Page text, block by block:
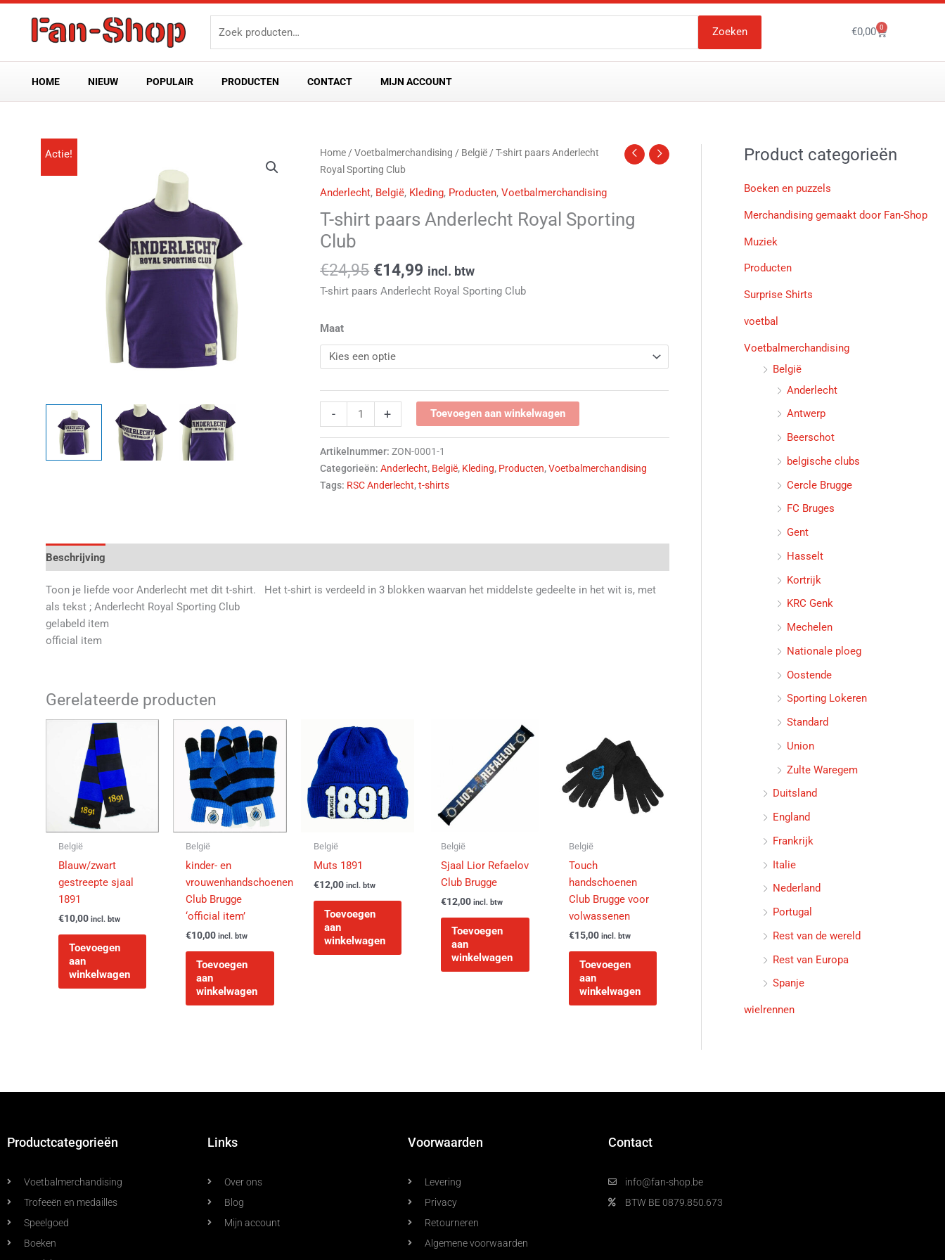
Ga
inhoud
naar:
Zoeken €0,00 0
Winkelwagen
HOME NIEUW POPULAIR PRODUCTEN CONTACT MIJN ACCOUNT
Actie! Home /Voetbalmerchandising / België / T-shirt paars Anderlecht
Royal Sporting Club
Anderlecht, België, Kleding, Producten,Voetbalmerchandising
T-shirt paars Anderlecht Royal Sporting
Club
€24,95
Oorspronkelijke
prijs
was:
€24,95.
€14,99
Huidige
is:
€14,99.
incl. btw
T-shirt paars Anderlecht Royal Sporting Club
Maat
-
T-
shirt
paars
Royal
Sporting
aantal
+ Toevoegen aan winkelwagen
Artikelnummer:ZON-0001-1
Categorieën:Anderlecht, België, Kleding, Producten,Voetbalmerchandising
Tags: RSC Anderlecht,t-shirts
Beschrijving
Toon je liefde voor Anderlecht met dit t-shirt. Het t-shirt is verdeeld in 3 blokken waarvan het middelste gedeelte in het wit is, met
als tekst ; Anderlecht Royal Sporting Club
gelabeld item
official item
Gerelateerde producten
België
Blauw/zwart
gestreepte sjaal
1891
€10,00 incl. btw
Toevoegen
aan
winkelwagen
België
kinder- en
vrouwenhandschoenen
Club Brugge
‘official item’
€10,00 incl. btw
Toevoegen
aan
winkelwagen
België
Muts 1891
€12,00 incl. btw
Toevoegen
aan
winkelwagen
België
Sjaal Lior Refaelov
Club Brugge
€12,00 incl. btw
Toevoegen
aan
winkelwagen
België
Touch
handschoenen
Club Brugge voor
volwassenen
€15,00 incl. btw
Toevoegen
aan
winkelwagen
Product categorieën
Boeken en puzzels
Merchandising gemaakt door Fan-Shop
Muziek
Producten
Surprise Shirts
voetbal
Voetbalmerchandising
België
Anderlecht
Antwerp
Beerschot
belgische clubs
Cercle Brugge
FC Bruges
Gent
Hasselt
Kortrijk
KRC Genk
Mechelen
Nationale ploeg
Oostende
Sporting Lokeren
Standard
Union
Zulte Waregem
Duitsland
England
Frankrijk
Italie
Nederland
Portugal
Rest van de wereld
Rest van Europa
Spanje
wielrennen
Productcategorieën
Voetbalmerchandising
Trofeeën en medailles
Speelgoed
Boeken
Links
Over ons
Blog
Mijn account
Voorwaarden
Levering
Privacy
Retourneren
Algemene voorwaarden
Contact
info@fan-shop.be
BTW BE 0879.850.673